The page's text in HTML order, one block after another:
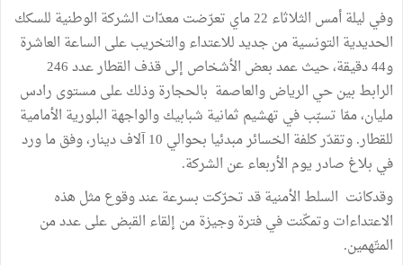
وفي ليلة أمس الثلاثاء 22 ماي تعرّضت معدّات الشركة الوطنية للسكك
الحديدية التونسية من جديد للاعتداء والتخريب على الساعة العاشرة
و44 دقيقة، حيث عمد بعض الأشخاص إلى قذف القطار عدد 246
الرابط بين حي الرياض والعاصمة بالحجارة وذلك على مستوى رادس
مليان، ممّا تسبّب في تهشيم ثمانية شبابيك والواجهة البلورية الأمامية
للقطار. وتقدّر كلفة الخسائر مبدئيا بحوالي 10 آلاف دينار، وفق ما ورد
في بلاغ صادر يوم الأربعاء عن الشركة.
وقدكانت السلط الأمنية قد تحرّكت بسرعة عند وقوع مثل هذه
الاعتداءات وتمكّنت في فترة وجيزة من إلقاء القبض على عدد من
المتّهمين.